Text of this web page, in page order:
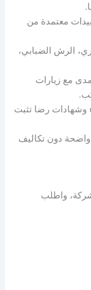
معتمدة من
الرش الضبابي،
مع زيارات
وشهادات رضا تثبت
دون تكاليف
واطلب